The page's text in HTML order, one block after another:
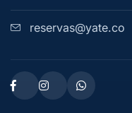
reservas@yate.co